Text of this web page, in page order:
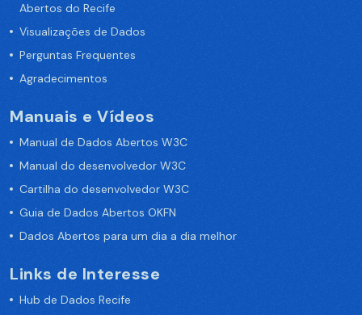
Abertos do Recife
Visualizações de Dados
Perguntas Frequentes
Agradecimentos
Manuais e Vídeos
Manual de Dados Abertos W3C
Manual do desenvolvedor W3C
Cartilha do desenvolvedor W3C
Guia de Dados Abertos OKFN
Dados Abertos para um dia a dia melhor
Links de Interesse
Hub de Dados Recife